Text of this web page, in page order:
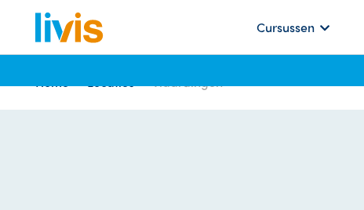
Cursussen
Home Locaties Vlaardingen